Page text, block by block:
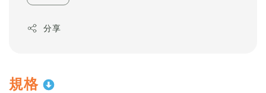
分享
規格